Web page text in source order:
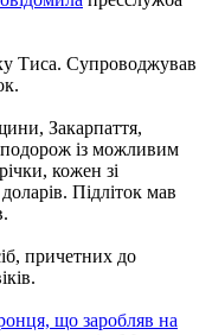
Тиса. Супроводжував
Закарпаття,
із можливим
кожен зі
Підліток мав
причетних до
що заробляв на